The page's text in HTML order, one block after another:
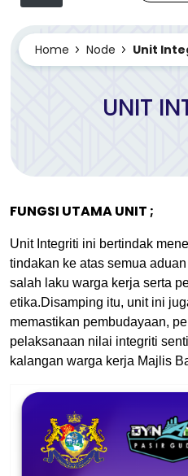
Home Node Unit
UNIT
FUNGSI UTAMA UNIT ;
Unit Integriti ini bertindak
tindakan ke atas semua
salah laku warga kerja serta
etika.Disamping itu, unit ini
memastikan pembudayaan,
pelaksanaan nilai integriti
kalangan warga kerja Majlis